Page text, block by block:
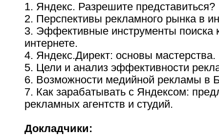
1. Яндекс. Разрешите представиться?
2. Перспективы рекламного рынка в
3. Эффективные инструменты поиска
интернете.
4. Яндекс.Директ: основы мастерства.
5. Цели и анализ эффективности
6. Возможности медийной рекламы в
7. Как зарабатывать с Яндексом:
рекламных агентств и студий.
Докладчики: